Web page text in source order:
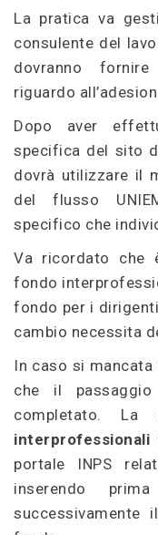
La pratica va
consulente del
dovranno fornire
riguardo
Dopo aver
specifica del sito
dovrà utilizzare il
del flusso
specifico che
Va ricordato che
fondo
fondo per i
cambio necessita
In caso si
che il
completato.
interprofessionali
portale INPS
inserendo